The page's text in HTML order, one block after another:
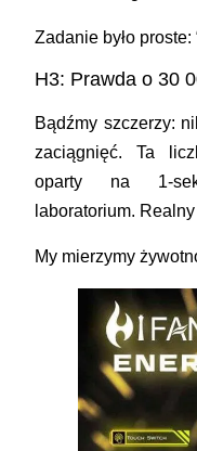
Zadanie było proste:
H3: Prawda o 30
Bądźmy szczerzy:
zaciągnięć. Ta
oparty na 1-
laboratorium.
My mierzymy